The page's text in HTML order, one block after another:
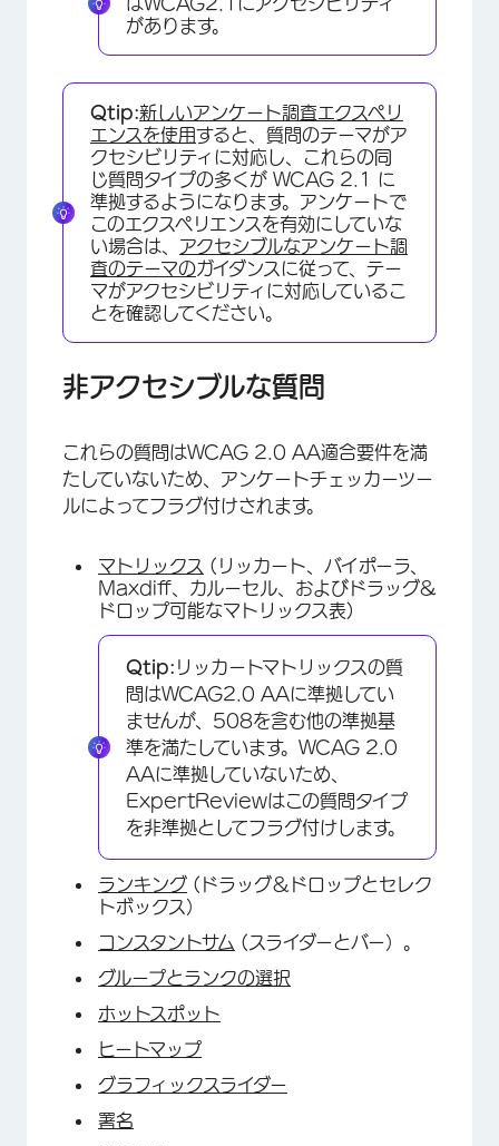
があります。
Qtip:新しいアンケート調査エクスペリ
エンスを使用すると、質問のテーマがア
クセシビリティに対応し、これらの同
じ質問タイプの多くが WCAG 2.1 に
準拠するようになります。アンケートで
このエクスペリエンスを有効にしていな
い場合は、 アクセシブルなアンケート調
査のテーマのガイダンスに従って、テー
マがアクセシビリティに対応しているこ
とを確認してください。
非アクセシブルな質問
これらの質問はWCAG 2.0 AA適合要件を満
たしていないため、アンケートチェッカーツー
ルによってフラグ付けされます。
マトリックス (リッカート、バイポーラ、
Maxdiff、カルーセル、およびドラッグ&
ドロップ可能なマトリックス表)
Qtip: リッカートマトリックスの質
問はWCAG2.0 AAに準拠してい
ませんが、508を含む他の準拠基
準を満たしています。WCAG 2.0
AAに準拠していないため、
ExpertReviewはこの質問タイプ
を非準拠としてフラグ付けします。
ランキング (ドラッグ＆ドロップとセレク
トボックス）
コンスタントサム (スライダーとバー）。
グループとランクの選択
ホットスポット
ヒートマップ
グラフィックスライダー
署名